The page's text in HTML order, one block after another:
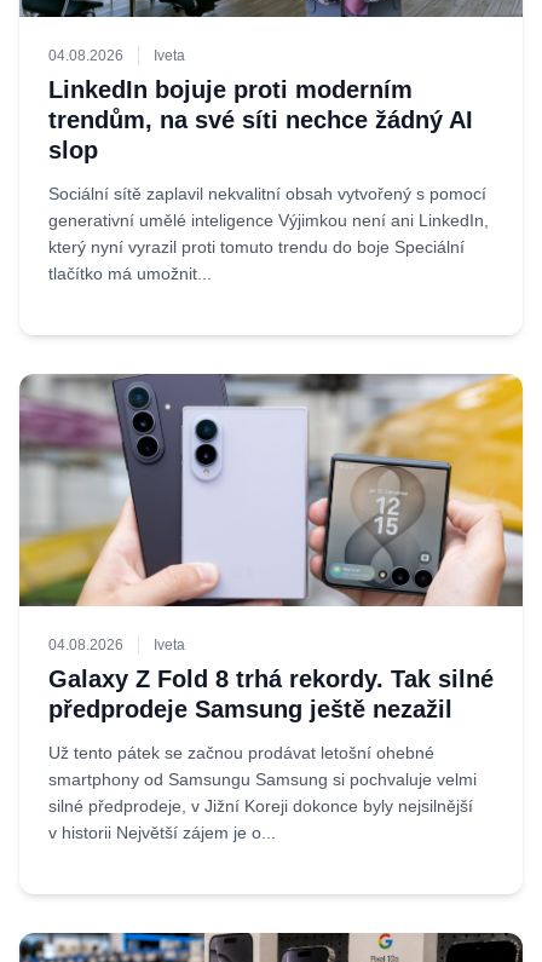
04.08.2026 Iveta
LinkedIn bojuje proti moderním
trendům, na své síti nechce žádný AI
slop
Sociální sítě zaplavil nekvalitní obsah vytvořený s pomocí
generativní umělé inteligence Výjimkou není ani LinkedIn,
který nyní vyrazil proti tomuto trendu do boje Speciální
tlačítko má umožnit...
04.08.2026 Iveta
Galaxy Z Fold 8 trhá rekordy. Tak silné
předprodeje Samsung ještě nezažil
Už tento pátek se začnou prodávat letošní ohebné
smartphony od Samsungu Samsung si pochvaluje velmi
silné předprodeje, v Jižní Koreji dokonce byly nejsilnější
v historii Největší zájem je o...